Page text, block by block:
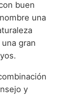
buen
una
gran
y